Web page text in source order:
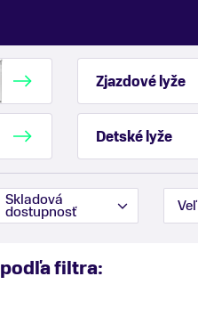
Zjazdové lyže
Detské lyže
Skladová
dostupnosť
podľa filtra: